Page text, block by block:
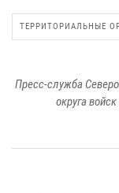
ТЕРРИТОРИАЛЬНЫЕ
Пресс-служба
округа